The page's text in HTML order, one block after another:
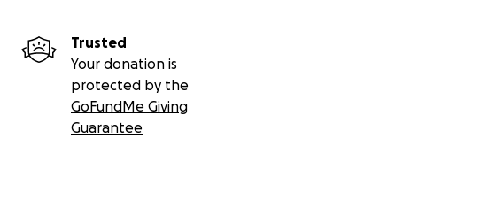
Trusted
Your donation is
protected by the
GoFundMe Giving
Guarantee